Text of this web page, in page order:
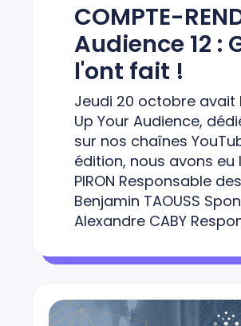
COMPTE-
Audience 12 :
l'ont fait !
Jeudi 20 octobre avait
Up Your Audience,
sur nos chaînes
édition, nous avons eu
PIRON Responsable
Benjamin TAOUSS
Alexandre CABY